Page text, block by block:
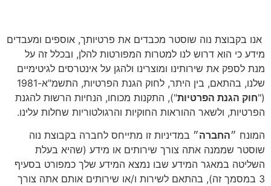
אנו בקבוצת נוה שוסטר מכבדים את פרטיותך, אוספים ומעבדים
מידע כי הוא דרוש לנו למטרות המפורטות להלן, ובכלל זה על
מנת לספק את שירותינו ומוצרינו ולהגן על אינטרסים לגיטימיים
שלנו, בהתאם, בין היתר, לחוק הגנת הפרטיות, התשמ"א-1981
("חוק הגנת הפרטיות"), התקנות מכוחו, הנחיות הרשות להגנת
הפרטיות, ולשאר ההוראות החוקיות והרגולטוריות שחלות עלינו.
המונח ״החברה״ במדיניות זו מתייחס לחברה בקבוצת נוה
שוסטר שממנה אתה צורך שירותים או מידע (שהיא בעלת
השליטה במאגר המידע שבו נמצא המידע שלך כמפורט בסעיף
3 במסמך זה), בהתאם לשירות ו/או שירותים אותם אתה צורך